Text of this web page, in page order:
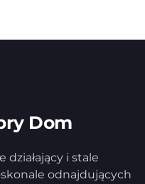
Dom
działający i stale
odnajdujących